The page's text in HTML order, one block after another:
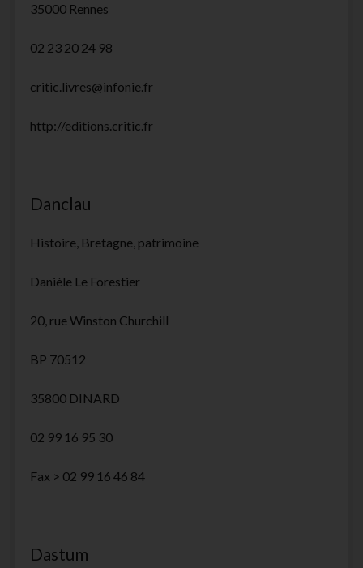
35000 Rennes
02 23 20 24 98
critic.livres@infonie.fr
http://editions.critic.fr
Danclau
Histoire, Bretagne, patrimoine
Danièle Le Forestier
20, rue Winston Churchill
BP 70512
35800 DINARD
02 99 16 95 30
Fax > 02 99 16 46 84
Dastum